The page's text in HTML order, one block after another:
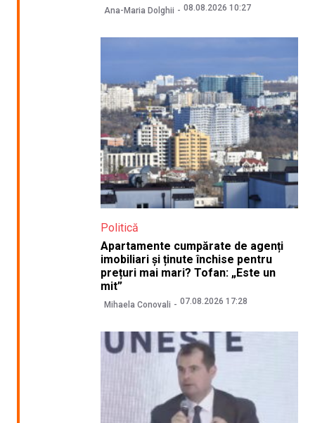
Ana-Maria Dolghii 08.08.2026 10:27
Politică
Apartamente cumpărate de agenți
imobiliari și ținute închise pentru
prețuri mai mari? Tofan: „Este un
mit”
Mihaela Conovali 07.08.2026 17:28